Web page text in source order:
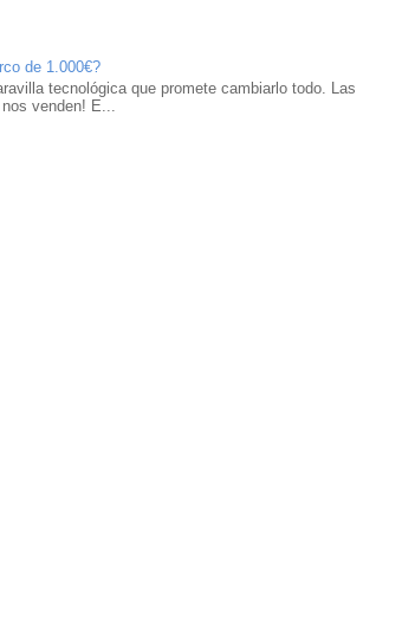
de 1.000€?
tecnológica que promete cambiarlo todo. Las
venden! E...